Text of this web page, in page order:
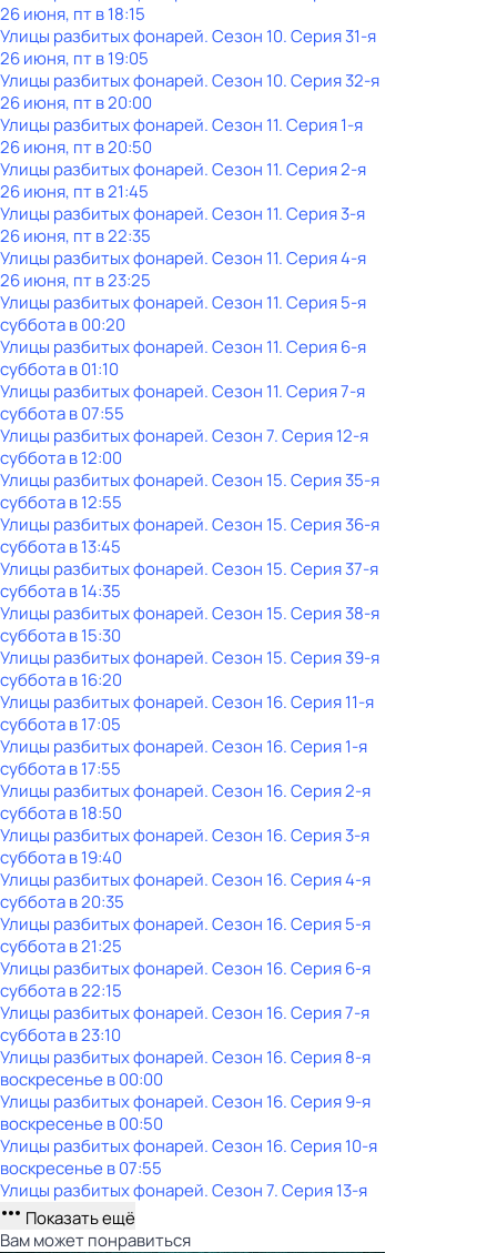
26 июня, пт в 18:15
Улицы разбитых фонарей. Сезон 10. Серия 31-я
26 июня, пт в 19:05
Улицы разбитых фонарей. Сезон 10. Серия 32-я
26 июня, пт в 20:00
Улицы разбитых фонарей. Сезон 11. Серия 1-я
26 июня, пт в 20:50
Улицы разбитых фонарей. Сезон 11. Серия 2-я
26 июня, пт в 21:45
Улицы разбитых фонарей. Сезон 11. Серия 3-я
26 июня, пт в 22:35
Улицы разбитых фонарей. Сезон 11. Серия 4-я
26 июня, пт в 23:25
Улицы разбитых фонарей. Сезон 11. Серия 5-я
субботав00:20
Улицы разбитых фонарей. Сезон 11. Серия 6-я
субботав01:10
Улицы разбитых фонарей. Сезон 11. Серия 7-я
субботав07:55
Улицы разбитых фонарей. Сезон 7. Серия 12-я
субботав12:00
Улицы разбитых фонарей. Сезон 15. Серия 35-я
субботав12:55
Улицы разбитых фонарей. Сезон 15. Серия 36-я
субботав13:45
Улицы разбитых фонарей. Сезон 15. Серия 37-я
субботав14:35
Улицы разбитых фонарей. Сезон 15. Серия 38-я
субботав15:30
Улицы разбитых фонарей. Сезон 15. Серия 39-я
субботав16:20
Улицы разбитых фонарей. Сезон 16. Серия 11-я
субботав17:05
Улицы разбитых фонарей. Сезон 16. Серия 1-я
субботав17:55
Улицы разбитых фонарей. Сезон 16. Серия 2-я
субботав18:50
Улицы разбитых фонарей. Сезон 16. Серия 3-я
субботав19:40
Улицы разбитых фонарей. Сезон 16. Серия 4-я
субботав20:35
Улицы разбитых фонарей. Сезон 16. Серия 5-я
субботав21:25
Улицы разбитых фонарей. Сезон 16. Серия 6-я
субботав22:15
Улицы разбитых фонарей. Сезон 16. Серия 7-я
субботав23:10
Улицы разбитых фонарей. Сезон 16. Серия 8-я
воскресенье в00:00
Улицы разбитых фонарей. Сезон 16. Серия 9-я
воскресенье в00:50
Улицы разбитых фонарей. Сезон 16. Серия 10-я
воскресенье в07:55
Улицы разбитых фонарей. Сезон 7. Серия 13-я
Показать ещё
Вам может понравиться